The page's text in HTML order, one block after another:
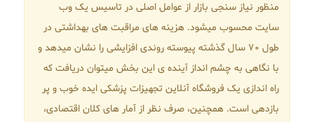
منظور نیاز سنجی بازار از عوامل اصلی در تاسیس یک وب
سایت محسوب میشود. هزینه های مراقبت های بهداشتی در
طول 70 سال گذشته پیوسته روندی افزایشی را نشان میدهد و
با نگاهی به چشم انداز آینده ی این بخش میتوان دریافت که
راه اندازی یک فروشگاه آنلاین تجهیزات پزشکی ایده خوب و پر
بازدهی است. همچنین، صرف نظر از آمار های کلان اقتصادی،